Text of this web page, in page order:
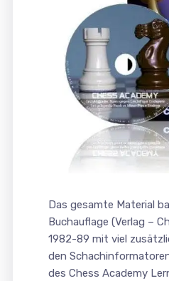
Das gesamte Material
Buchauflage (Verlag –
1982-89 mit viel
den Schachinformatoren
des Chess Academy